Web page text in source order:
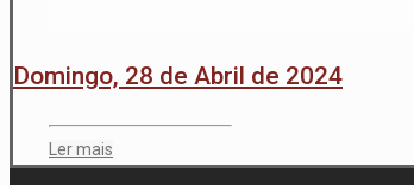
Domingo, 28 de Abril de 2024
Ler mais